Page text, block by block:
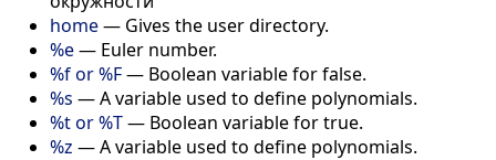
home— Gives the user directory.
%e— Euler number.
%f or %F— Boolean variable for false.
%s —A variable used to define polynomials.
%t or %T— Boolean variable for true.
%z —A variable used to define polynomials.